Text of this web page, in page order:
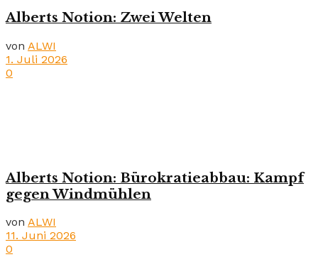
Alberts Notion: Zwei Welten
von ALWI
1. Juli 2026
0
Alberts Notion: Bürokratieabbau: Kampf
gegen Windmühlen
von ALWI
11. Juni 2026
0